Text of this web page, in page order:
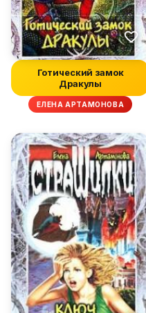
Готический замок
Дракулы
ЕЛЕНА АРТАМОНОВА